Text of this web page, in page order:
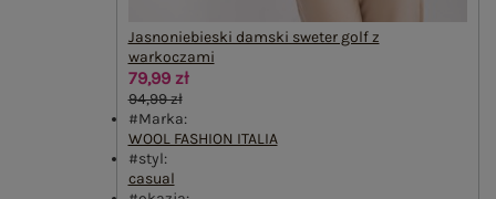
Jasnoniebieski damski sweter golf z
warkoczami
79,99 zł
94,99 zł
#Marka:
WOOL FASHION ITALIA
#styl:
casual